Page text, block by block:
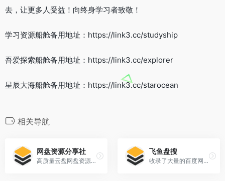
去，让更多人受益！向终身学习者致敬！
学习资源船舱备用地址：https://link3.cc/studyship
吾爱探索船舱备用地址：https://link3.cc/explorer
星辰大海船舱备用地址：https://link3.cc/starocean
相关导航
网盘资源分享社
高质量云盘网盘资源分享交流中心
飞鱼盘搜
收录了大量的百度网盘数据，做最干净、最好用的资源搜索引擎